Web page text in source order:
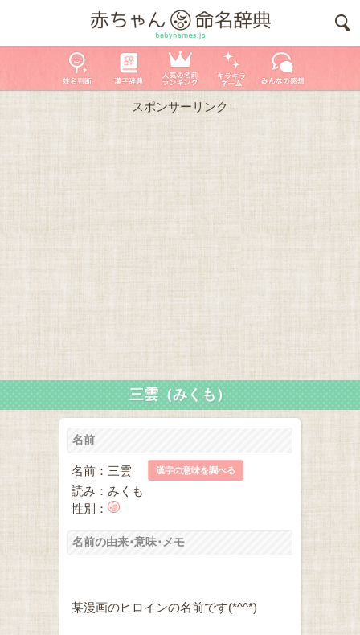
スポンサーリンク
三雲（みくも）
名前
名前：三雲 漢字の意味を調べる
読み：みくも
性別：
名前の由来･意味･メモ
某漫画のヒロインの名前です(*^^*)